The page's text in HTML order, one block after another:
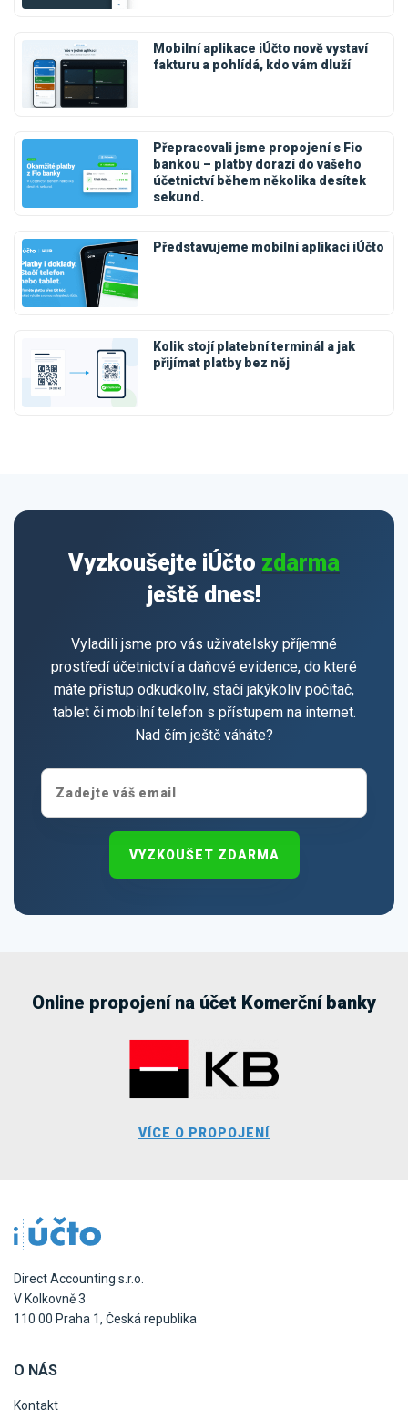
Mobilní aplikace iÚčto nově vystaví
fakturu a pohlídá, kdo vám dluží
Přepracovali jsme propojení s Fio
bankou – platby dorazí do vašeho
účetnictví během několika desítek
sekund.
Představujeme mobilní aplikaci iÚčto
Kolik stojí platební terminál a jak
přijímat platby bez něj
Vyzkoušejte iÚčto zdarma
ještě dnes!
Vyladili jsme pro vás uživatelsky příjemné
prostředí účetnictví a daňové evidence, do které
máte přístup odkudkoliv, stačí jakýkoliv počítač,
tablet či mobilní telefon s přístupem na internet.
Nad čím ještě váháte?
VYZKOUŠET ZDARMA
Online propojení na účet Komerční banky
VÍCE O PROPOJENÍ
Direct Accounting s.r.o.
V Kolkovně 3
110 00 Praha 1, Česká republika
O NÁS
Kontakt